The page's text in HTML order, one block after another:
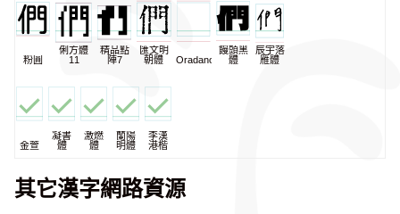
粉圓
俐方體
11
精品點
陣7
匯文明
朝體
Oradano
饅頭黑
體
辰宇落
雁體
金萱
凝書
體
激燃
體
蘭陽
明體
李漢
港楷
其它漢字網路資源